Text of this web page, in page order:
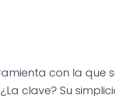
con la que
clave? Su